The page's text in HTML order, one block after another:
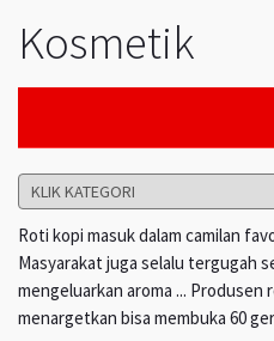
Kosmetik
Roti kopi masuk dalam camilan
Masyarakat juga selalu tergugah
mengeluarkan aroma ... Produsen
menargetkan bisa membuka 60